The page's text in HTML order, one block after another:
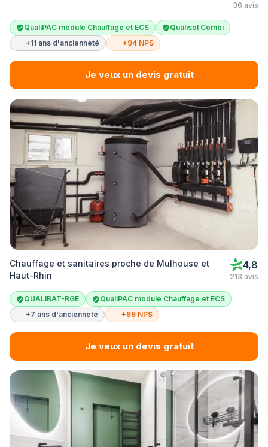
36 avis
QualiPAC module Chauffage et ECS
Qualisol Combi
+11 ans d'ancienneté
+94 NPS
Je veux un devis gratuit
Chauffage et sanitaires proche de Mulhouse et
Haut-Rhin
4,8
213 avis
QUALIBAT-RGE
QualiPAC module Chauffage et ECS
+7 ans d'ancienneté
+89 NPS
Je veux un devis gratuit